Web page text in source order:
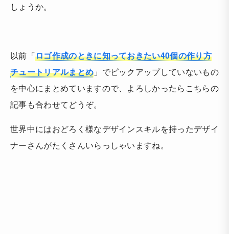
しょうか。
以前「ロゴ作成のときに知っておきたい40個の作り方
チュートリアルまとめ 」でピックアップしていないもの
を中心にまとめていますので、よろしかったらこちらの
記事も合わせてどうぞ。
世界中にはおどろく様なデザインスキルを持ったデザイ
ナーさんがたくさんいらっしゃいますね。